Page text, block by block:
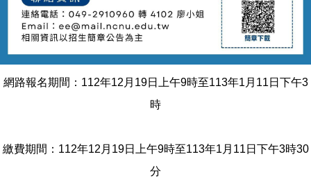
網路報名期間：112年12月19日上午9時至113年1月11日下午3
時
繳費期間：112年12月19日上午9時至113年1月11日下午3時30
分